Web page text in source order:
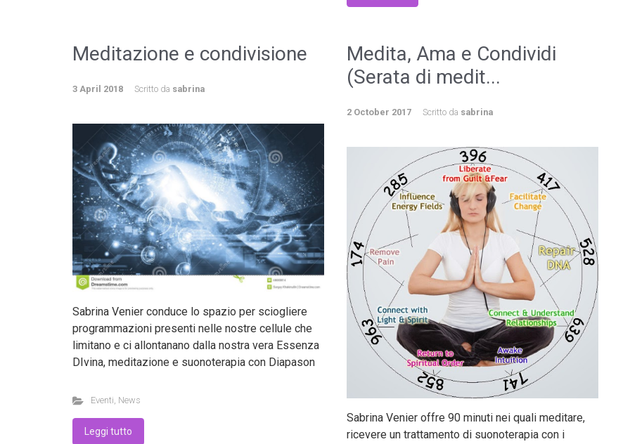
Meditazione e condivisione
3 April 2018 Scritto da sabrina
Sabrina Venier conduce lo spazio per sciogliere
programmazioni presenti nelle nostre cellule che
limitano e ci allontanano dalla nostra vera Essenza
DIvina, meditazione e suonoterapia con Diapason
Eventi News
Leggi tutto
Medita, Ama e Condividi
(Serata di medit...
2 October 2017 Scritto da sabrina
Sabrina Venier offre 90 minuti nei quali meditare,
ricevere un trattamento di suonoterapia con i